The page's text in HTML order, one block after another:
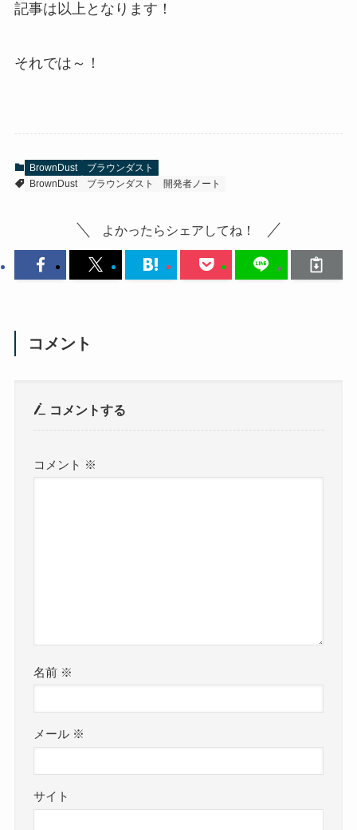
記事は以上となります！
それでは～！
BrownDust
ブラウンダスト
BrownDust
ブラウンダスト 開発者ノート
よかったらシェアしてね！
コメント
コメントする
コメント ※
名前 ※
メール ※
サイト